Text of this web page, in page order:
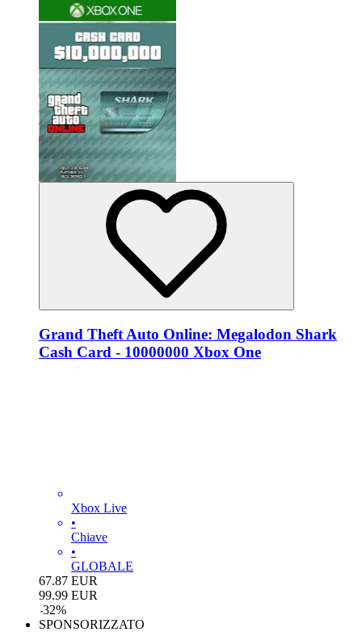
Grand Theft Auto Online: Megalodon Shark
Cash Card - 10000000 Xbox One
Xbox Live
•
Chiave
•
GLOBALE
67.87 EUR
99.99 EUR
-32%
SPONSORIZZATO